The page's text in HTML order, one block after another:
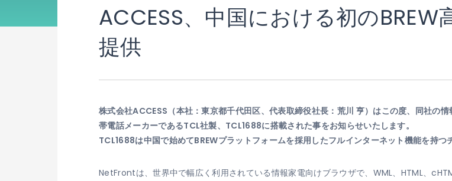
ACCESS、中国における初の
提供
株式会社ACCESS（本社：東京都千代田区、代表取締役社長：荒川 亨）はこの度、同社の
帯電話メーカーであるTCL社製、TCL1688に搭載された事をお知らせいたします。
TCL1688は中国で始めてBREWプラットフォームを採用したフルインターネット機能を持つ
NetFrontは、世界中で幅広く利用されている情報家電向けブラウザで、WML、HTML、